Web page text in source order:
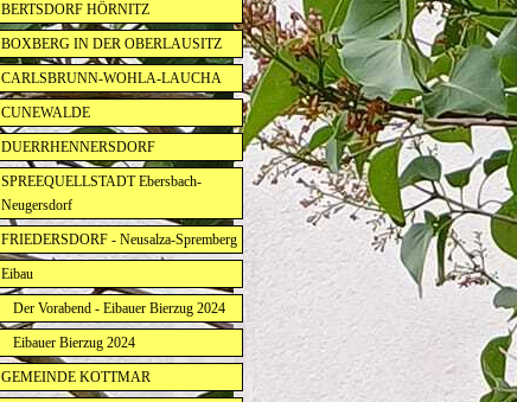
BERTSDORF HÖRNITZ
BOXBERG IN DER OBERLAUSITZ
CARLSBRUNN-WOHLA-LAUCHA
CUNEWALDE
DUERRHENNERSDORF
SPREEQUELLSTADT Ebersbach-
Neugersdorf
FRIEDERSDORF - Neusalza-Spremberg
Eibau
Der Vorabend - Eibauer Bierzug 2024
Eibauer Bierzug 2024
GEMEINDE KOTTMAR